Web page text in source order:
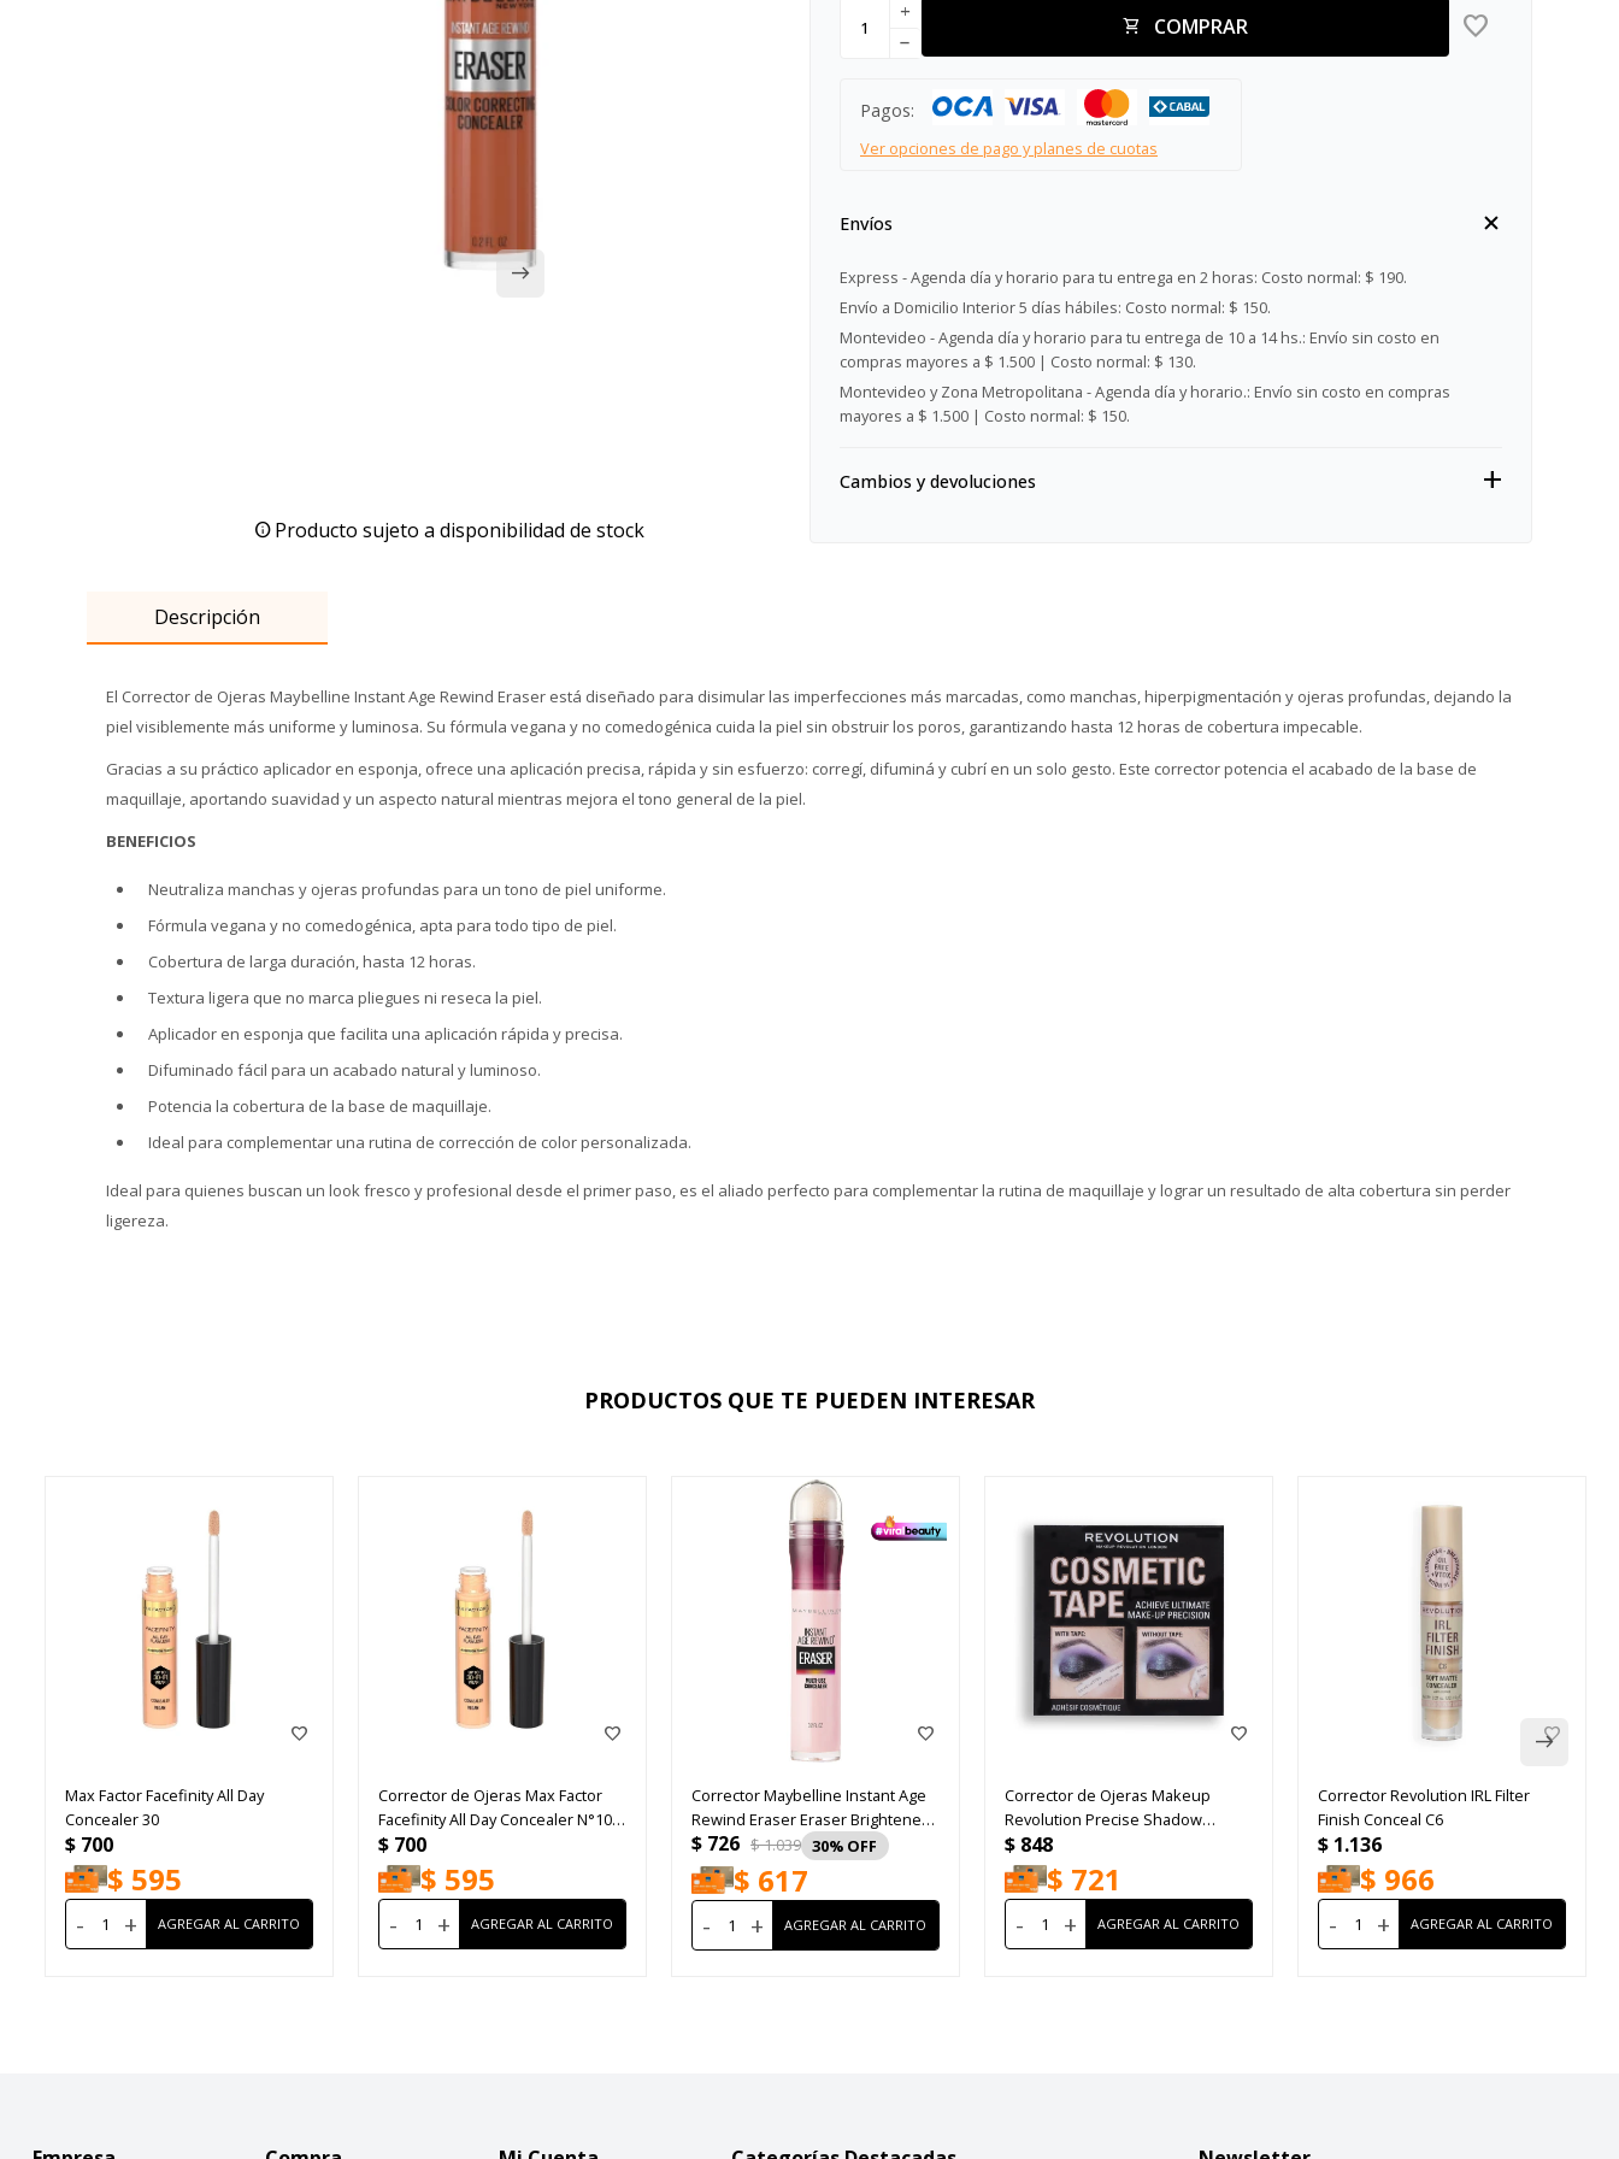
Producto sujeto a disponibilidad de stock
COMPRAR
add
remove
Pagos:
Ver opciones de pago y planes de cuotas
Envíos
Express - Agenda día y horario para tu entrega en 2 horas: Costo normal: $ 190.
Envío a Domicilio Interior 5 días hábiles: Costo normal: $ 150.
Montevideo - Agenda día y horario para tu entrega de 10 a 14 hs.: Envío sin costo en
compras mayores a $ 1.500 | Costo normal: $ 130.
Montevideo y Zona Metropolitana - Agenda día y horario.: Envío sin costo en compras
mayores a $ 1.500 | Costo normal: $ 150.
Cambios y devoluciones
Descripción
El Corrector de Ojeras Maybelline Instant Age Rewind Eraser está diseñado para disimular las imperfecciones más marcadas, como manchas, hiperpigmentación y ojeras profundas, dejando la
piel visiblemente más uniforme y luminosa. Su fórmula vegana y no comedogénica cuida la piel sin obstruir los poros, garantizando hasta 12 horas de cobertura impecable.
Gracias a su práctico aplicador en esponja, ofrece una aplicación precisa, rápida y sin esfuerzo: corregí, difuminá y cubrí en un solo gesto. Este corrector potencia el acabado de la base de
maquillaje, aportando suavidad y un aspecto natural mientras mejora el tono general de la piel.
BENEFICIOS
Neutraliza manchas y ojeras profundas para un tono de piel uniforme.
Fórmula vegana y no comedogénica, apta para todo tipo de piel.
Cobertura de larga duración, hasta 12 horas.
Textura ligera que no marca pliegues ni reseca la piel.
Aplicador en esponja que facilita una aplicación rápida y precisa.
Difuminado fácil para un acabado natural y luminoso.
Potencia la cobertura de la base de maquillaje.
Ideal para complementar una rutina de corrección de color personalizada.
Ideal para quienes buscan un look fresco y profesional desde el primer paso, es el aliado perfecto para complementar la rutina de maquillaje y lograr un resultado de alta cobertura sin perder
ligereza.
PRODUCTOS QUE TE PUEDEN INTERESAR
Max Factor Facefinity All Day
Concealer 30
$ 700
$ 595
- +
Corrector de Ojeras Max Factor
Facefinity All Day Concealer N°10
7.8ml
$ 700
$ 595
- +
Corrector Maybelline Instant Age
Rewind Eraser Eraser Brightener
N160 6ml
$ 726 $1.039 30
$ 617
- +
Corrector de Ojeras Makeup
Revolution Precise Shadow
Cosmetic Tape
$ 848
$ 721
- +
Corrector Revolution IRL Filter
Finish Conceal C6
$ 1.136
$ 966
- +